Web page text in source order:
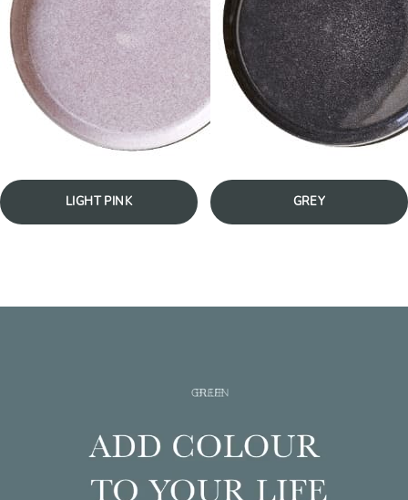
LIGHT PINK GREY